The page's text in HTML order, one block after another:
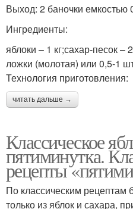
Выход: 2 баночки емкостью
Ингредиенты:
яблоки – 1 кг;сахар-песок –
ложки (молотая) или 0,5-1
Технология приготовления:
читать дальше →
Классическое
пятиминутка.
рецепты
По классическим рецептам
только из яблок и сахара,